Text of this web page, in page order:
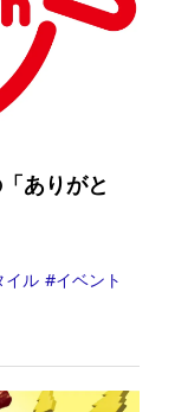
ありがと
イル イベント